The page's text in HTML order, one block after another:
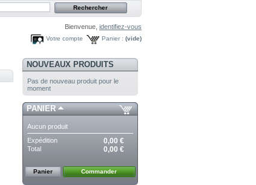
Bienvenue,identifiez-vous
Panier : (vide)
Votre compte
NOUVEAUX PRODUITS
Pas de nouveau produit pour le
moment
PANIER
Aucun produit
Expédition
0,00 €
Total 0,00 €
Panier Commander